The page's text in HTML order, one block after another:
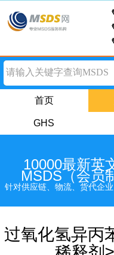
首页
GHS
10000最新英
MSDS（会员
针对供应链、物流、货代企业
过氧化氢异丙